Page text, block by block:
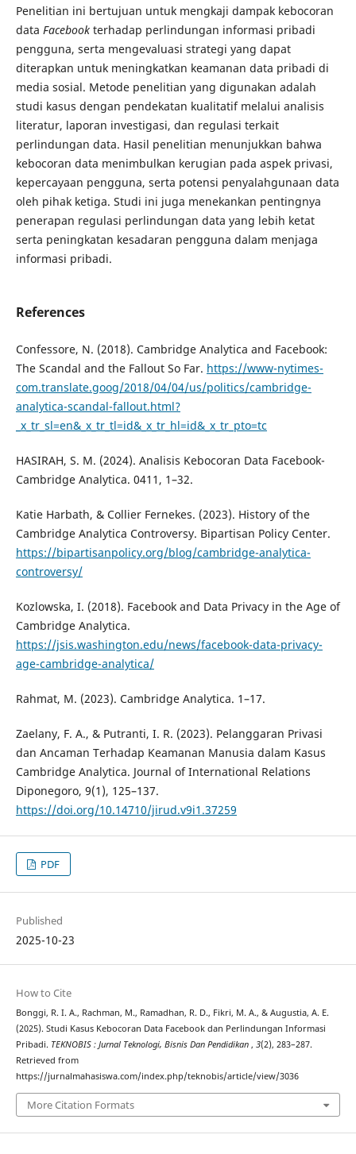
Penelitian ini bertujuan untuk mengkaji dampak kebocoran
data Facebookterhadap perlindungan informasi pribadi
pengguna, serta mengevaluasi strategi yang dapat
diterapkan untuk meningkatkan keamanan data pribadi di
media sosial. Metode penelitian yang digunakan adalah
studi kasus dengan pendekatan kualitatif melalui analisis
literatur, laporan investigasi, dan regulasi terkait
perlindungan data. Hasil penelitian menunjukkan bahwa
kebocoran data menimbulkan kerugian pada aspek privasi,
kepercayaan pengguna, serta potensi penyalahgunaan data
oleh pihak ketiga. Studi ini juga menekankan pentingnya
penerapan regulasi perlindungan data yang lebih ketat
serta peningkatan kesadaran pengguna dalam menjaga
informasi pribadi.
References
Confessore, N. (2018). Cambridge Analytica and Facebook:
The Scandal and the Fallout So Far. https://www-nytimes-
com.translate.goog/2018/04/04/us/politics/cambridge-
analytica-scandal-fallout.html?
_x_tr_sl=en&_x_tr_tl=id&_x_tr_hl=id&_x_tr_pto=tc
HASIRAH, S. M. (2024). Analisis Kebocoran Data Facebook-
Cambridge Analytica. 0411, 1–32.
Katie Harbath, & Collier Fernekes. (2023). History of the
Cambridge Analytica Controversy. Bipartisan Policy Center.
https://bipartisanpolicy.org/blog/cambridge-analytica-
controversy/
Kozlowska, I. (2018). Facebook and Data Privacy in the Age of
Cambridge Analytica.
https://jsis.washington.edu/news/facebook-data-privacy-
age-cambridge-analytica/
Rahmat, M. (2023). Cambridge Analytica. 1–17.
Zaelany, F. A., & Putranti, I. R. (2023). Pelanggaran Privasi
dan Ancaman Terhadap Keamanan Manusia dalam Kasus
Cambridge Analytica. Journal of International Relations
Diponegoro, 9(1), 125–137.
https://doi.org/10.14710/jirud.v9i1.37259
PDF
Published
2025-10-23
How to Cite
Bonggi, R. I. A., Rachman, M., Ramadhan, R. D., Fikri, M. A., & Augustia, A. E.
(2025). Studi Kasus Kebocoran Data Facebook dan Perlindungan Informasi
Pribadi. TEKNOBIS : Jurnal Teknologi, Bisnis Dan Pendidikan , 3(2), 283–287.
Retrieved from
https://jurnalmahasiswa.com/index.php/teknobis/article/view/3036
More Citation Formats